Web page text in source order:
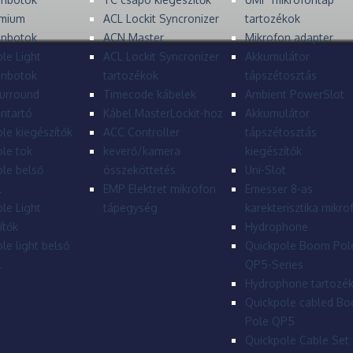
Light
kiegészítők
tok
belső
Light
light belső
ACL Lockit Syncronizer
ACN Master
ACL Lockit Syncronizer
tartozékok
Timecode kábelek
Kábel MasterLockit-hoz
ACC Controller
keverő/kamera
összeköttetés
EMP Elektret mikrofon
tápegység
tartozékok
Mikrofon adapter
Akkumulátor
tápszétosztás
Ambient PowerSlot
Akkumulátor
tápszétosztás
kiegészítők
Uni-Slot
Emesser 8-as
karekterisztika
Hydrophone
Quickpole Boom
QP5-Series
Hydrophone
Quickpole cabled
Pole QP5
Quickpole Cable Set